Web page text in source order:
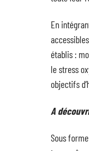
En
établis :
le stress
objectifs
A
Sous